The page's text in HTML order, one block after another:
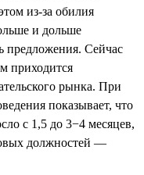
из-за обилия
и дольше
предложения. Сейчас
приходится
рынка. При
показывает, что
с 1,5 до 3−4 месяцев,
должностей —